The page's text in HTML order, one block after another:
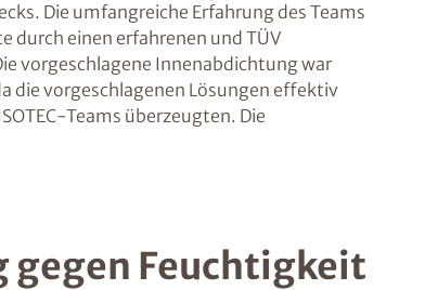
Die umfangreiche Erfahrung des Teams
durch einen erfahrenen und TÜV
vorgeschlagene Innenabdichtung war
die vorgeschlagenen Lösungen effektiv
Teams überzeugten. Die
gegen Feuchtigkeit